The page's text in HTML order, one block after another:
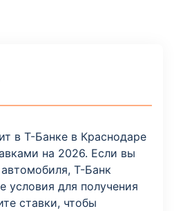
в Т-Банке в Краснодаре
на 2026. Если вы
Т-Банк
условия для получения
ставки, чтобы